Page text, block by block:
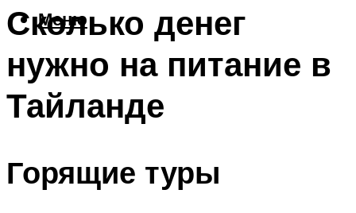
Меню
Сколько денег
нужно на питание в
Тайланде
Горящие туры